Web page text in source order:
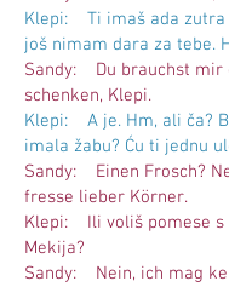
Klepi: Ti imaš ada zutra
još nimam dara za tebe.
Sandy: Du brauchst mir
schenken, Klepi.
Klepi: A je. Hm, ali ča?
imala žabu? Ću ti jednu
Sandy: Einen Frosch?
fresse lieber Körner.
Klepi: Ili voliš pomese s
Mekija?
Sandy: Nein, ich mag